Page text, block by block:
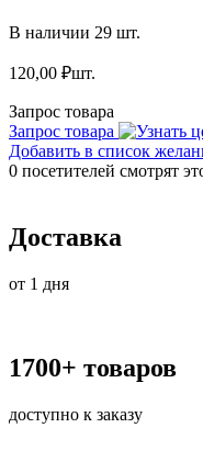
В наличии 29 шт.
120,00 ₽шт.
Запрос товара
Запрос товара
Добавить в список
0 посетителей смотрят
Доставка
от 1 дня
1700+ товаров
доступно к заказу